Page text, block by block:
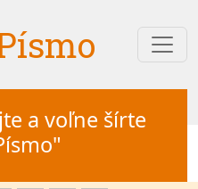
a voľne šírte